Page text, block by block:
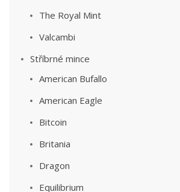
The Royal Mint
Valcambi
Stříbrné mince
American Bufallo
American Eagle
Bitcoin
Britania
Dragon
Equilibrium